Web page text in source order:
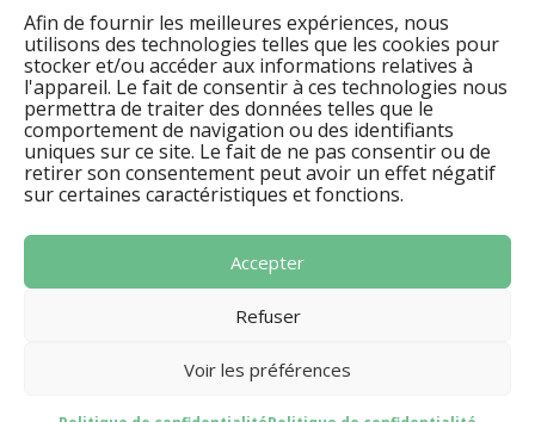
Afin de fournir les meilleures expériences, nous
utilisons des technologies telles que les cookies pour
stocker et/ou accéder aux informations relatives à
l'appareil. Le fait de consentir à ces technologies nous
permettra de traiter des données telles que le
comportement de navigation ou des identifiants
uniques sur ce site. Le fait de ne pas consentir ou de
retirer son consentement peut avoir un effet négatif
sur certaines caractéristiques et fonctions.
Accepter
Refuser
Voir les préférences
ACTIONS & PROJETS
DÉMARCHES ADMINISTRATIVES
ESPACE FAMILLE
AGENDA CULTUREL
ANNUAIRES & CONTACT
MENTIONS LÉGALES
SIGNALER UN DYSFONCTIONNEMENT